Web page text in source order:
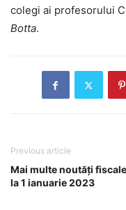
colegi ai profesorului
Botta.
Previous article
Mai multe noutăți
la 1 ianuarie 2023